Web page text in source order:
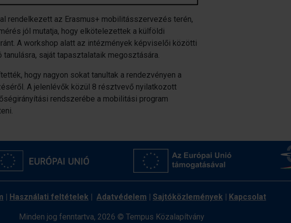
rendelkezett az Erasmus+ mobilitásszervezés terén,
jól mutatja, hogy elkötelezettek a külföldi
A workshop alatt az intézmények képviselői közötti
saját tapasztalataik megosztására.
hogy nagyon sokat tanultak a rendezvényen a
A jelenlévők közül 8 résztvevő nyilatkozott
rendszerébe a mobilitási program
| Használati feltételek | Adatvédelem | Sajtóközlemények | Kapcsolat
Minden jog fenntartva, 2026 © Tempus Közalapítvány